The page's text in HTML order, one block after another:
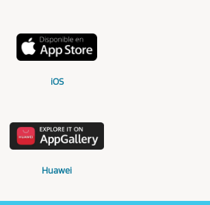
iOS
Huawei